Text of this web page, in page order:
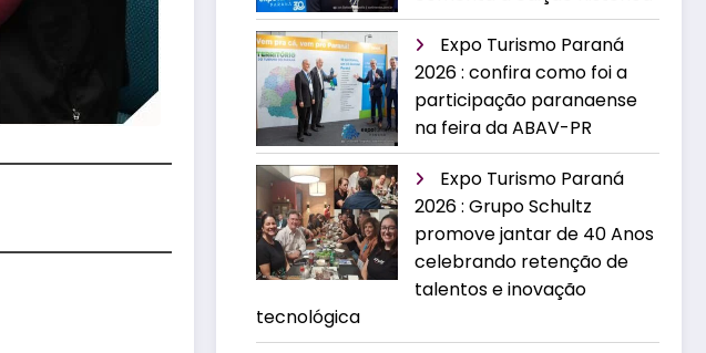
Expo Turismo Paraná
2026 : confira como foi a
participação paranaense
na feira da ABAV-PR
Expo Turismo Paraná
2026 : Grupo Schultz
promove jantar de 40 Anos
celebrando retenção de
talentos e inovação
tecnológica